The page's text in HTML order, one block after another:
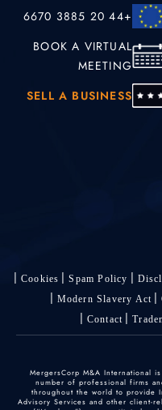
+44 20 3885 6670
BOOK A VIRTUAL
MEETING
SELL A BUSINESS
Spam Policy
Cookies
Modern Slavery Act
Contact
© 2025 MergersCorp M&A
number of professional firms
throughout the world to provide
Advisory Services and other client-